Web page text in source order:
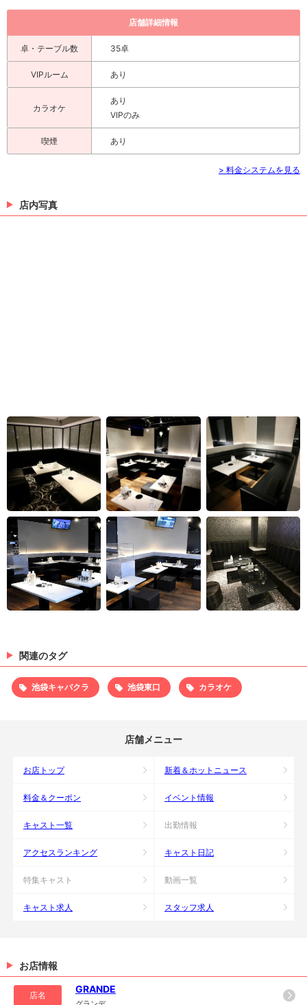
店舗詳細情報
卓・テーブル数 35卓
VIPルーム あり
カラオケ
あり
VIPのみ
喫煙 あり
> 料金システムを見る
店内写真
関連のタグ
池袋キャバクラ 池袋東口 カラオケ
店舗メニュー
お店トップ 新着＆ホットニュース
料金＆クーポン イベント情報
キャスト一覧 出勤情報
アクセスランキング キャスト日記
特集キャスト 動画一覧
キャスト求人 スタッフ求人
お店情報
店名
GRANDE